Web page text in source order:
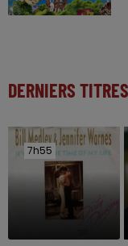
DERNIERS TITRES
7h55
7h55